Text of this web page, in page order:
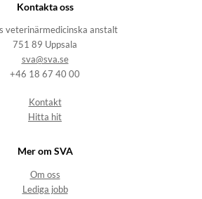
Kontakta oss
veterinärmedicinska anstalt
751 89 Uppsala
sva@sva.se
+46 18 67 40 00
Kontakt
Hitta hit
Mer om SVA
Om oss
Lediga jobb